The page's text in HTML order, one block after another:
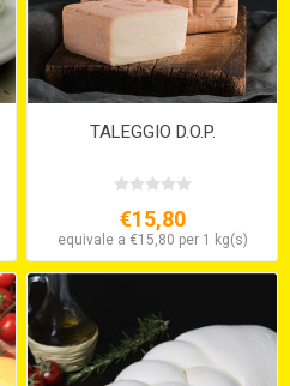
TALEGGIO D.O.P.
€15,80
equivale a €15,80 per 1 kg(s)